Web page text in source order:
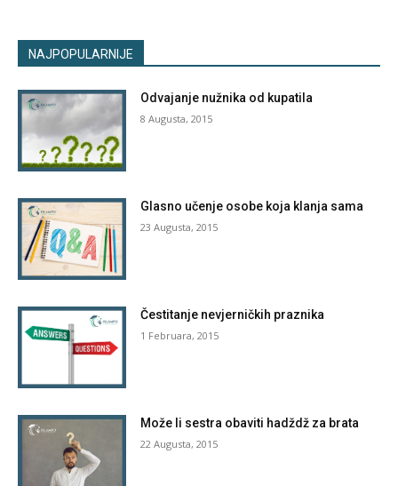
NAJPOPULARNIJE
Odvajanje nužnika od kupatila
8 Augusta, 2015
Glasno učenje osobe koja klanja sama
23 Augusta, 2015
Čestitanje nevjerničkih praznika
1 Februara, 2015
Može li sestra obaviti hadždž za brata
22 Augusta, 2015